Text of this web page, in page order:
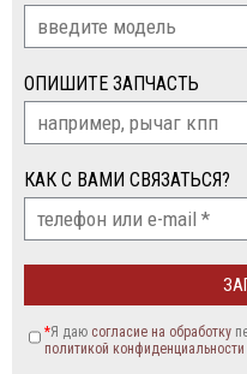
ОПИШИТЕ ЗАПЧАСТЬ
КАК С ВАМИ СВЯЗАТЬСЯ?
*Я даю согласие на обработку
политикой конфиденциальности